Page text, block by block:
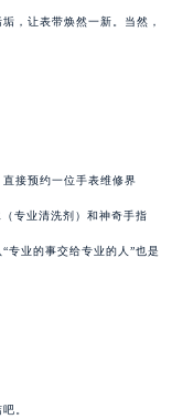
，让表带焕然一新。当然，
接预约一位手表维修界
专业清洗剂）和神奇手指
专业的事交给专业的人”也是
。